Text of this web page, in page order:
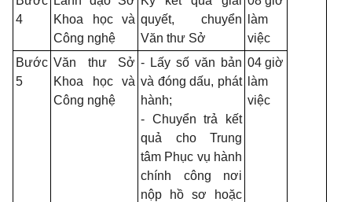
4
Khoa học và
Công nghệ
quyết, chuyển
Văn thư Sở
làm
việc
Bước
5
Văn thư Sở
Khoa học và
Công nghệ
- Lấy số văn bản
và đóng dấu, phát
hành;
- Chuyển trả kết
quả cho Trung
tâm Phục vụ hành
chính công nơi
nộp hồ sơ hoặc
04 giờ
làm
việc